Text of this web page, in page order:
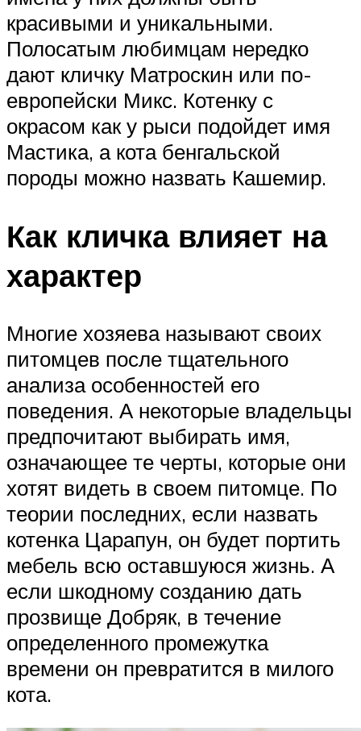
красивыми и уникальными.
Полосатым любимцам нередко
дают кличку Матроскин или по-
европейски Микс. Котенку с
окрасом как у рыси подойдет имя
Мастика, а кота бенгальской
породы можно назвать Кашемир.
Как кличка влияет на
характер
Многие хозяева называют своих
питомцев после тщательного
анализа особенностей его
поведения. А некоторые владельцы
предпочитают выбирать имя,
означающее те черты, которые они
хотят видеть в своем питомце. По
теории последних, если назвать
котенка Царапун, он будет портить
мебель всю оставшуюся жизнь. А
если шкодному созданию дать
прозвище Добряк, в течение
определенного промежутка
времени он превратится в милого
кота.